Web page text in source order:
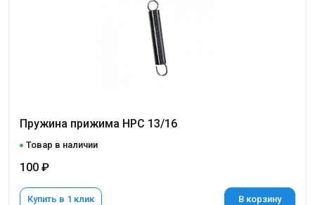
Пружина прижима НРС 13/16
Товар в наличии
100 ₽
Купить в 1 клик В корзину